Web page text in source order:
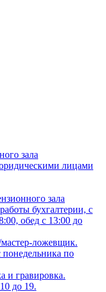
зала
лицами
зала
бухгалтерии, с
обед с 13:00 до
мастер-ложевщик.
понедельника по
и гравировка.
до 19.